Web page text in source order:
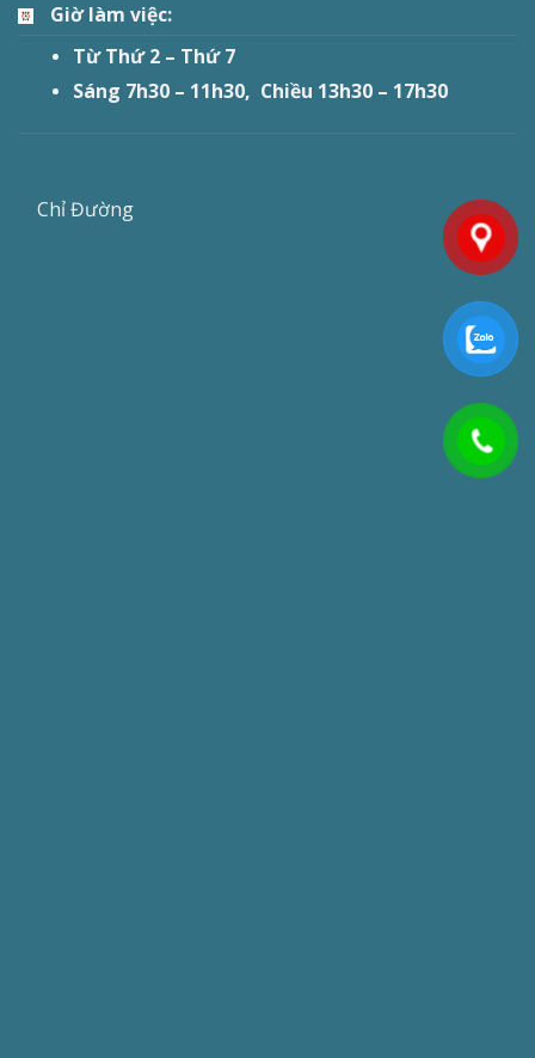
Giờ làm việc:
Từ Thứ 2 – Thứ 7
Sáng 7h30 – 11h30, Chiều 13h30 – 17h30
Chỉ Đường